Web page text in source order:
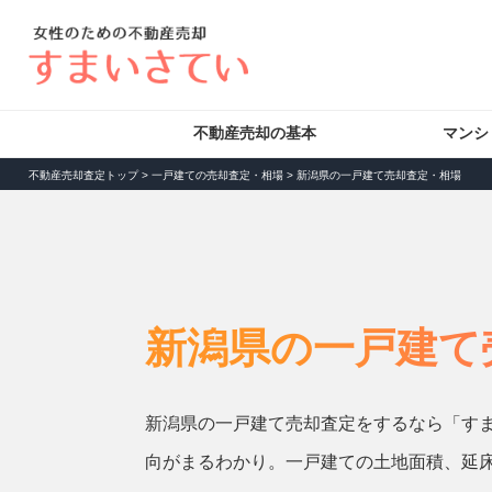
不動産売却の基本 マン
不動産売却査定トップ > 一戸建ての売却査定・相場 > 新潟県の一戸建て売却査定・相場
新潟県の一戸建て
新潟県の一戸建て売却査定をするなら「す
向がまるわかり。一戸建ての土地面積、延